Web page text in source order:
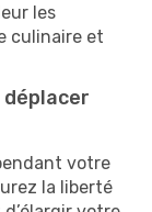
les
culinaire et
votre
la liberté